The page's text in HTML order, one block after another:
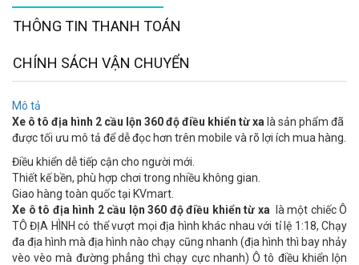
THÔNG TIN THANH TOÁN
CHÍNH SÁCH VẬN CHUYỂN
Mô tả
Xe ô tô địa hình 2 cầu lộn 360 độ điều khiển từ xa là sản phẩm đã
được tối ưu mô tả để dễ đọc hơn trên mobile và rõ lợi ích mua hàng.
Điều khiển dễ tiếp cận cho người mới.
Thiết kế bền, phù hợp chơi trong nhiều không gian.
Giao hàng toàn quốc tại KVmart.
Xe ô tô địa hình 2 cầu lộn 360 độ điều khiển từ xa
là một chiếc Ô
TÔ ĐỊA HÌNH có thể vượt mọi địa hình khác nhau với tỉ lệ 1:18, Chạy
đa địa hình mà địa hình nào chạy cũng nhanh (địa hình thì bay nhảy
vèo vèo mà đường phẳng thì chạy cực nhanh)Ô tô điều khiển lộn